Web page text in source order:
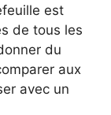
est
de tous les
du
aux
avec un